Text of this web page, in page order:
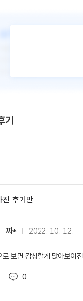
기
진 후기만
짜* 2022. 10. 12.
로 보면 감상할게 많아보이
0